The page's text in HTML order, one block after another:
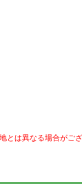
は異なる場合がござ